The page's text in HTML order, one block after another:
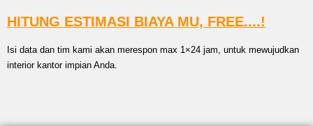
HITUNG ESTIMASI BIAYA MU, FREE....!
Isi data dan tim kami akan merespon max 1×24 jam, untuk mewujudkan
interior kantor impian Anda.